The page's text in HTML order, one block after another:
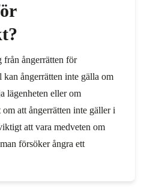
från ångerrätten för
ångerrätten inte gälla om
lägenheten eller om
att ångerrätten inte gäller i
att vara medveten om
försöker ångra ett